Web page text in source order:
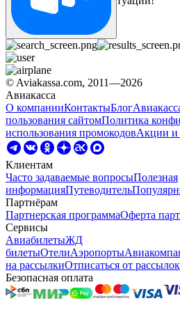
© Aviakassa.com, 2011—2026
Авиакасса
О компанииКонтактыБлог
пользования сайтомПолитика
использования промокодовАкции и
Клиентам
Часто задаваемые вопросыПолезная
информацияПутеводитель
Партнёрам
Партнерская программаОферта
Сервисы
АвиабилетыЖД
билетыОтелиАэропорты
на рассылкиОтписаться от рассылок
Безопасная оплата